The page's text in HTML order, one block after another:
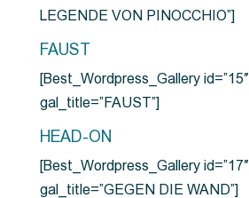
LEGENDE VON PINOCCHIO”]
FAUST
[Best_Wordpress_Gallery id=”15″
gal_title=”FAUST”]
HEAD-ON
[Best_Wordpress_Gallery id=”17″
gal_title=”GEGEN DIE WAND”]